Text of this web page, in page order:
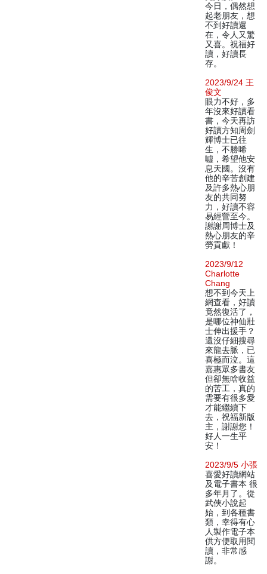
今日，偶然想
起老朋友，想
不到好讀還
在，令人又驚
又喜。祝福好
讀，好讀長
存。
2023/9/24 王
俊文
眼力不好，多
年沒來好讀看
書，今天再訪
好讀方知周劍
輝博士已往
生，不勝唏
噓，希望他安
息天國。沒有
他的辛苦創建
及許多熱心朋
友的共同努
力，好讀不容
易經營至今。
謝謝周博士及
熱心朋友的辛
勞貢獻！
2023/9/12
Charlotte
Chang
想不到今天上
網查看，好讀
竟然復活了，
是哪位神仙壯
士伸出援手？
還沒仔細搜尋
來龍去脈，已
喜極而泣。這
嘉惠眾多書友
但卻無啥收益
的苦工，真的
需要有很多愛
才能繼續下
去，祝福新版
主，謝謝您！
好人一生平
安！
2023/9/5 小張
喜愛好讀網站
及電子書本 很
多年月了。從
武俠小說起
始，到各種書
類，幸得有心
人製作電子本
供方便取用閱
讀，非常感
謝。